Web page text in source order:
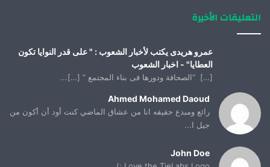
التعليقات الأخيرة
عمرو هريدى يكتب لأخبار الشعوب : " على قدر النوايا تكون
العطايا" - اخبار الشعوب
[…] “الصحافة ودورها فى بناء المجتمع “ […]...
Ahmed Mohamed Daoud
رائع ومبدع حقيقه انا من عشاق الماضي كنت أود أن أكون من
جيل ا...
John Doe